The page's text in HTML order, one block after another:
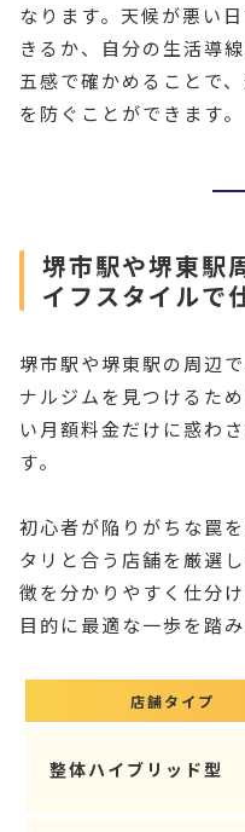
なります。天候が悪い
きるか、自分の生活導
五感で確かめることで
を防ぐことができます。
堺市駅や堺東駅
イフスタイルで
堺市駅や堺東駅の周辺
ナルジムを見つけるた
い月額料金だけに惑わ
す。
初心者が陥りがちな罠
タリと合う店舗を厳選
徴を分かりやすく仕分
目的に最適な一歩を踏み
店舗タイプ
整体ハイブリッド型